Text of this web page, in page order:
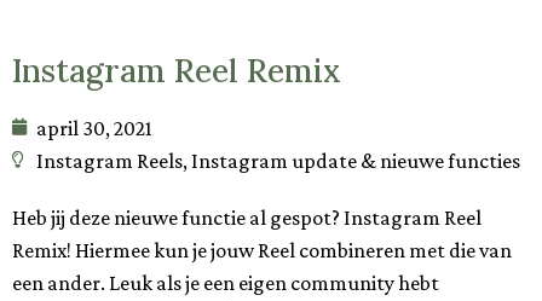
Instagram Reel Remix
april 30, 2021
Instagram Reels, Instagram update & nieuwe functies
Heb jij deze nieuwe functie al gespot? Instagram Reel
Remix! Hiermee kun je jouw Reel combineren met die van
een ander. Leuk als je een eigen community hebt